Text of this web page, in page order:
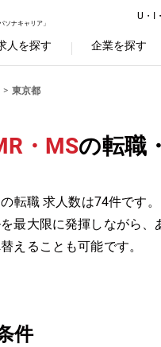
ソナキャリア」
U・I
人を探す 企業を探す
東京都
・MSの転職
転職 求人数は74件です。
最大限に発揮しながら
えることも可能です。
件